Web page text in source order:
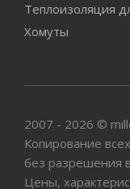
Теплоизоляция
Хомуты
2007 - 2026 ©
Копирование
без разрешения
Цены,